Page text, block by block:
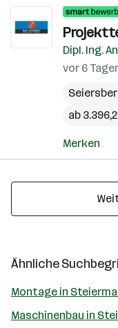
Dipl. Ing.
vor 6
ab
Merken
Ähnliche
Montage in
Maschinenbau in